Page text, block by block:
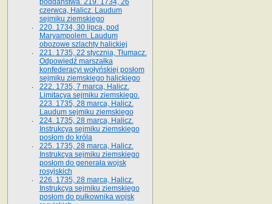
poddaństwa. 219. 1734, 26
czerwca, Halicz. Laudum
sejmiku ziemskiego
220. 1734, 30 lipca, pod
Maryampolem. Laudum
obozowe szlachty halickiej
221. 1735, 22 stycznia, Tłumacz.
Odpowiedź marszałka
konfederacyi wołyńskiej posłom
sejmiku ziemskiego halickiego
222. 1735, 7 marca, Halicz.
Limitacya sejmiku ziemskiego.
223. 1735, 28 marca, Halicz.
Laudum sejmiku ziemskiego
224. 1735, 28 marca, Halicz.
Instrukcya sejmiku ziemskiego
posłom do króla
225. 1735, 28 marca, Halicz.
Instrukcya sejmiku ziemskiego
posłom do generała wojsk
rosyjskich
226. 1735, 28 marca, Halicz.
Instrukcya sejmiku ziemskiego
posłom do pułkownika wojsk